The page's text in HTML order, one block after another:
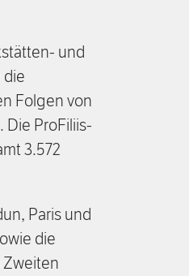
und
die
Folgen von
Die ProFiliis-
3.572
Paris und
die
Zweiten